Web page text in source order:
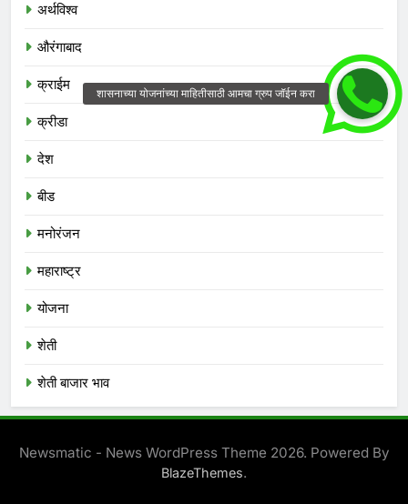
अर्थविश्व
औरंगाबाद
क्राईम
क्रीडा
देश
बीड
मनोरंजन
महाराष्ट्र
योजना
शेती
शेती बाजार भाव
Newsmatic - News WordPress Theme 2026. Powered By
BlazeThemes.